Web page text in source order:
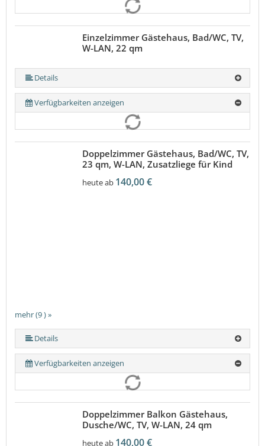
Einzelzimmer Gästehaus, Bad/WC, TV,
W-LAN, 22 qm
Details
Verfügbarkeiten anzeigen
mehr (9 ) »
mehr (9 ) »
mehr (9 ) »
mehr (9 ) »
mehr (9 ) »
mehr (9 ) »
Doppelzimmer Gästehaus, Bad/WC, TV,
23 qm, W-LAN, Zusatzliege für Kind
heute ab 140,00 €
Details
Verfügbarkeiten anzeigen
Doppelzimmer Balkon Gästehaus,
Dusche/WC, TV, W-LAN, 24 qm
heute ab 140,00 €